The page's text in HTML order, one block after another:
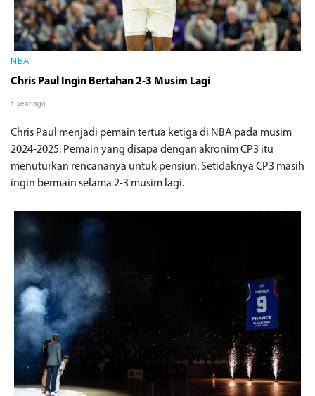
NBA
Chris Paul Ingin Bertahan 2-3 Musim Lagi
1 year ago
Chris Paul menjadi pemain tertua ketiga di NBA pada musim
2024-2025. Pemain yang disapa dengan akronim CP3 itu
menuturkan rencananya untuk pensiun. Setidaknya CP3 masih
ingin bermain selama 2-3 musim lagi.